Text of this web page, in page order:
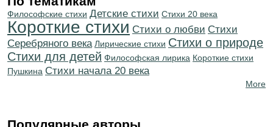
Философские стихи Детские стихи Стихи 20 века
Короткие стихи Стихи о любви Cтихи
Серебряного века Лирические стихи Стихи о природе
Стихи для детей Философская лирика Короткие стихи
Пушкина Cтихи начала 20 века
More